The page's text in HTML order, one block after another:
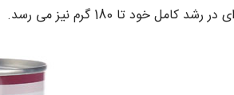
کامل خود تا 180 گرم نیز می رسد.